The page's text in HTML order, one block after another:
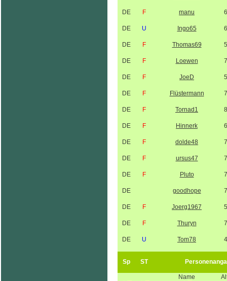
DE F manu
DE U Ingo65
DE F Thomas69
DE F Loewen
DE F JoeD
DE F Flüstermann
DE F Tornad1
DE F Hinnerk
DE F dolde48
DE F ursus47
DE F Pluto
DE goodhope
DE F Joerg1967
DE F Thuryn
DE U Tom78
Sp ST
Name